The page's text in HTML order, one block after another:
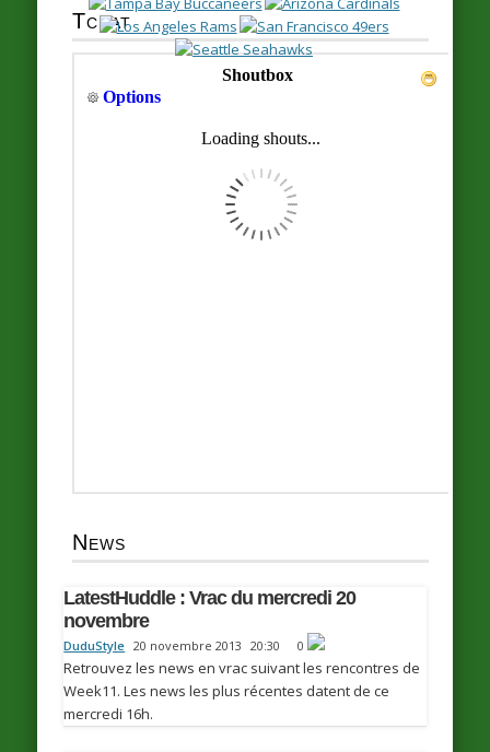
Tchat
News
LatestHuddle : Vrac du mercredi 20
novembre
DuduStyle 20 novembre 2013 20:30 0
Retrouvez les news en vrac suivant les rencontres de
Week11. Les news les plus récentes datent de ce
mercredi 16h.